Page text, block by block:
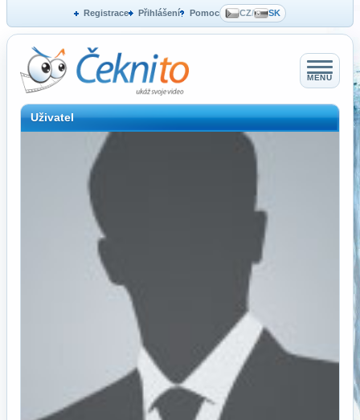
Registrace Přihlášení Pomoc CZ/ SK
MENU
Uživatel